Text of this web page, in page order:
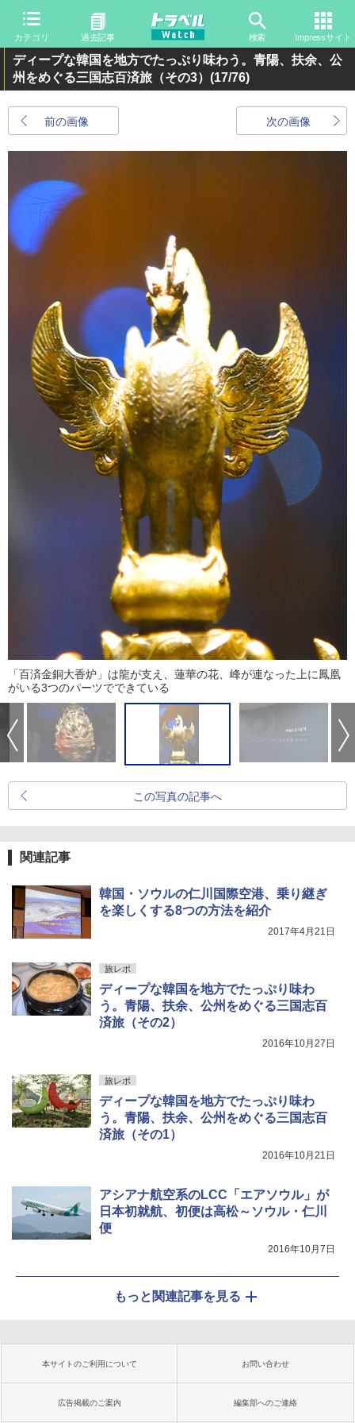
カテゴリ 過去記事 検索 Impressサイト
ディープな韓国を地方でたっぷり味わう。青陽、扶余、公
州をめぐる三国志百済旅（その3） (17/76)
前の画像 次の画像
「百済金銅大香炉」は龍が支え、蓮華の花、峰が連なった上に鳳凰
がいる3つのパーツでできている
この写真の記事へ
関連記事
韓国・ソウルの仁川国際空港、乗り継ぎ
を楽しくする8つの方法を紹介
2017年4月21日
旅レポ
ディープな韓国を地方でたっぷり味わ
う。青陽、扶余、公州をめぐる三国志百
済旅（その2）
2016年10月27日
旅レポ
ディープな韓国を地方でたっぷり味わ
う。青陽、扶余、公州をめぐる三国志百
済旅（その1）
2016年10月21日
アシアナ航空系のLCC「エアソウル」が
日本初就航、初便は高松～ソウル・仁川
便
2016年10月7日
もっと関連記事を見る
本サイトのご利用について お問い合わせ
広告掲載のご案内 編集部へのご連絡